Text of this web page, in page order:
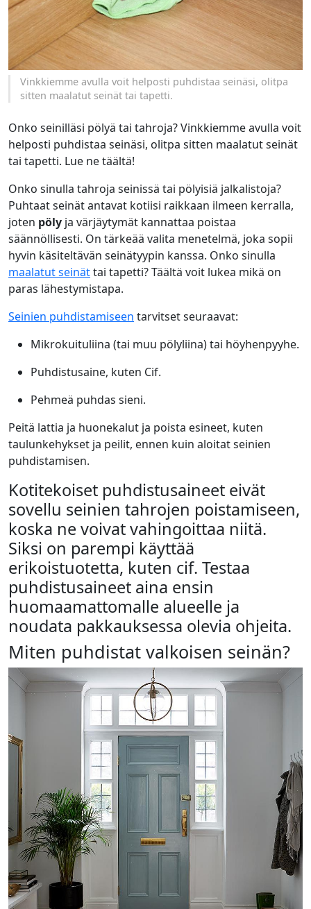
Vinkkiemme avulla voit helposti puhdistaa seinäsi, olitpa
sitten maalatut seinät tai tapetti.
Onko seinilläsi pölyä tai tahroja? Vinkkiemme avulla voit
helposti puhdistaa seinäsi, olitpa sitten maalatut seinät
tai tapetti. Lue ne täältä!
Onko sinulla tahroja seinissä tai pölyisiä jalkalistoja?
Puhtaat seinät antavat kotiisi raikkaan ilmeen kerralla,
joten pöly ja värjäytymät kannattaa poistaa
säännöllisesti. On tärkeää valita menetelmä, joka sopii
hyvin käsiteltävän seinätyypin kanssa. Onko sinulla
maalatut seinättai tapetti? Täältä voit lukea mikä on
paras lähestymistapa.
Seinien puhdistamiseen tarvitset seuraavat:
Mikrokuituliina (tai muu pölyliina) tai höyhenpyyhe.
Puhdistusaine, kuten Cif.
Pehmeä puhdas sieni.
Peitä lattia ja huonekalut ja poista esineet, kuten
taulunkehykset ja peilit, ennen kuin aloitat seinien
puhdistamisen.
Kotitekoiset puhdistusaineet eivät
sovellu seinien tahrojen poistamiseen,
koska ne voivat vahingoittaa niitä.
Siksi on parempi käyttää
erikoistuotetta, kuten cif. Testaa
puhdistusaineet aina ensin
huomaamattomalle alueelle ja
noudata pakkauksessa olevia ohjeita.
Miten puhdistat valkoisen seinän?